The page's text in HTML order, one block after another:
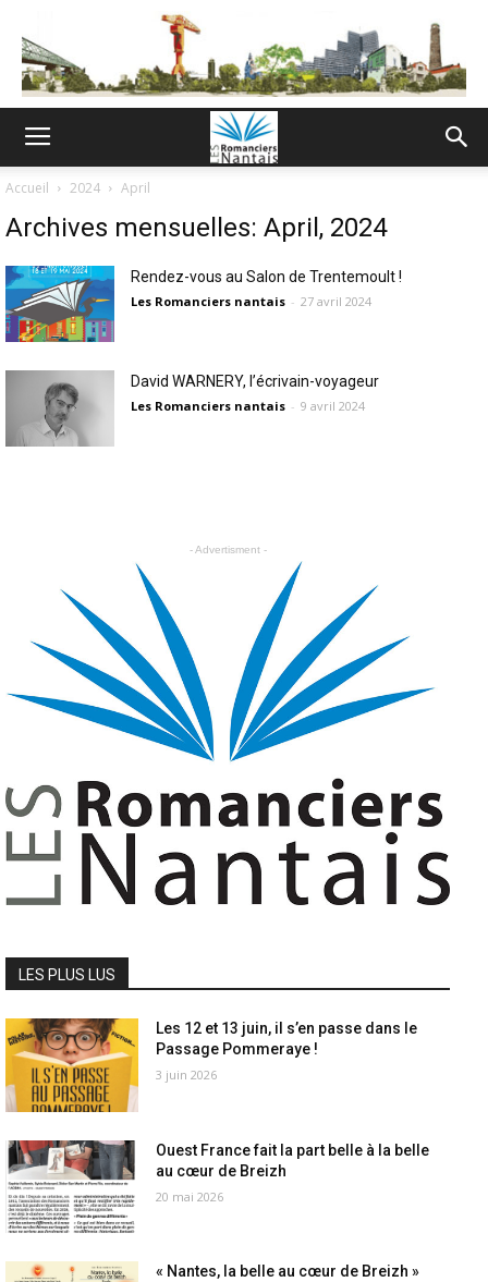
Accueil 2024 April
Archives mensuelles: April, 2024
Rendez-vous au Salon de Trentemoult !
Les Romanciers nantais - 27 avril 2024
David WARNERY, l’écrivain-voyageur
Les Romanciers nantais - 9 avril 2024
- Advertisment -
LES PLUS LUS
Les 12 et 13 juin, il s’en passe dans le
Passage Pommeraye !
3 juin 2026
Ouest France fait la part belle à la belle
au cœur de Breizh
20 mai 2026
« Nantes, la belle au cœur de Breizh »